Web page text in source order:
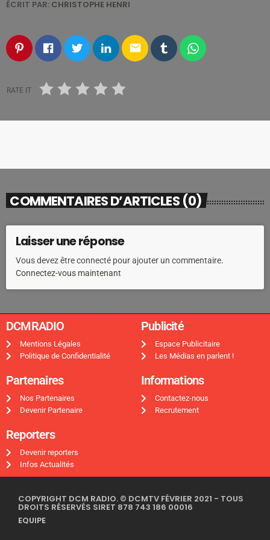
ÉCRIT PAR: CHRISTOPHE HENRI
email
RATE IT
COMMENTAIRES D’ARTICLES (0)
Laisser une réponse
Vous devez être connecté pour ajouter un commentaire.
Connectez-vous maintenant
DCMRADIO​
Mentions Légales
Politique de Confidentialité
Publicité ​
Espace Publicitaire
Les Médias en parlent !
Partenaires
Nos Partenaires
Devenir Partenaire
Informations
Contactez-nous
Recrutement
Reporters
Devenir reporters
Infos Actualités
COPYRIGHT DCM RADIO. © DCMTV FÉVRIER 2021 - TOUS
DROITS RÉSERVÉS SIRET 878 743 186 00016
EQUIPE